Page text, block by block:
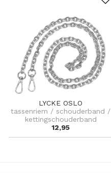
LYCKE OSLO
tassenriem / schouderband /
kettingschouderband
12,95